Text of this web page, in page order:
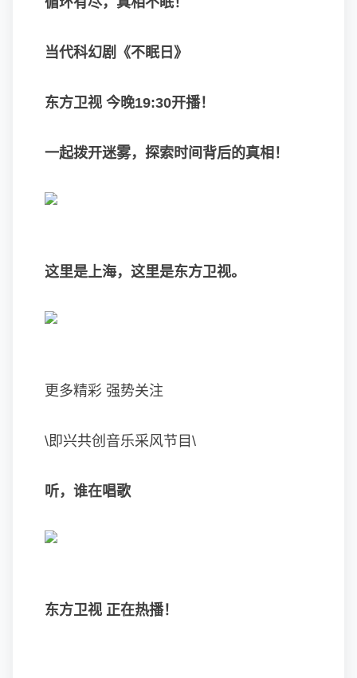
当代科幻剧《不眠日》
东方卫视 今晚19:30开播！
一起拨开迷雾，探索时间背后的真相！
这里是上海，这里是东方卫视。
更多精彩 强势关注
\即兴共创音乐采风节目\
听，谁在唱歌
东方卫视 正在热播！